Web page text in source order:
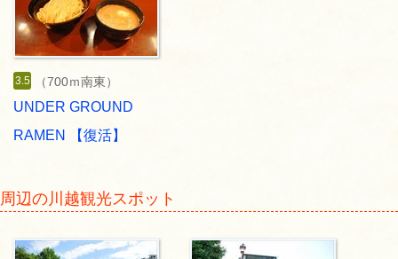
3.5 （700ｍ南東）
UNDER GROUND
RAMEN 【復活】
周辺の川越観光スポット